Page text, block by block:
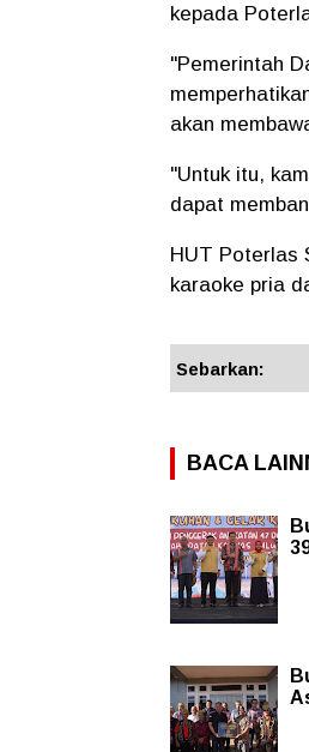
kepada
"Pemerintah
akan
"Untuk itu,
dapat
HUT Poterlas
karaoke pria
Sebarkan:
BACA